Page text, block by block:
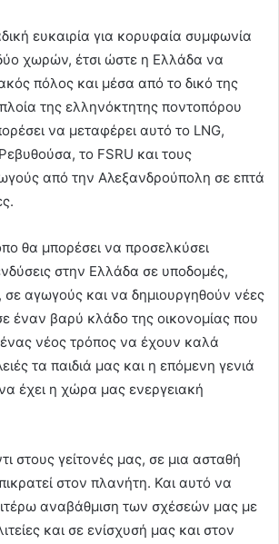
ευκαιρία για κορυφαία συμφωνία
χωρών, έτσι ώστε η Ελλάδα να
πόλος και μέσα από το δικό της
της ελληνόκτητης ποντοπόρου
να μεταφέρει αυτό το LNG,
το FSRU και τους
από την Αλεξανδρούπολη σε επτά
θα μπορέσει να προσελκύσει
στην Ελλάδα σε υποδομές,
σε αγωγούς και να δημιουργηθούν νέες
έναν βαρύ κλάδο της οικονομίας που
ένας νέος τρόπος να έχουν καλά
τα παιδιά μας και η επόμενη γενιά
έχει η χώρα μας ενεργειακή
στους γείτονές μας, σε μια ασταθή
στον πλανήτη. Και αυτό να
αναβάθμιση των σχέσεών μας με
και σε ενίσχυσή μας και στον